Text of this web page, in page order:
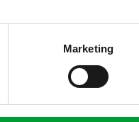
Marketing